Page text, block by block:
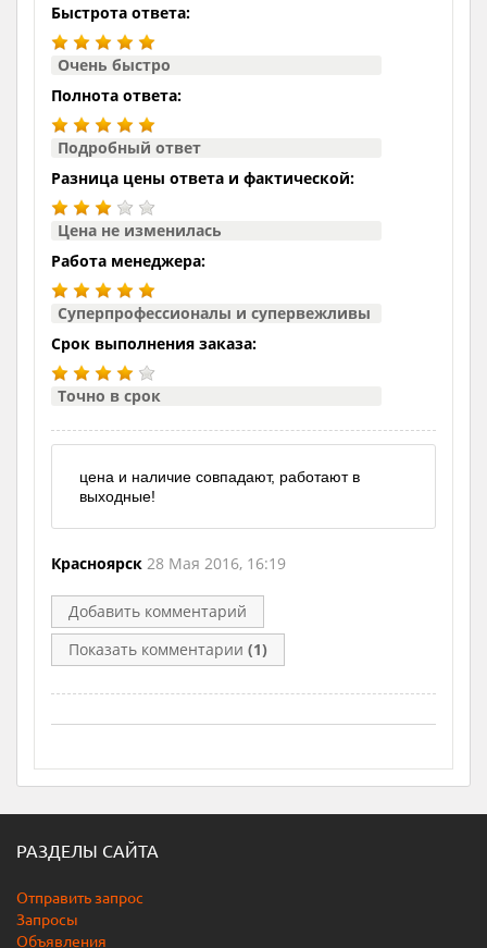
Быстрота ответа:
Очень быстро
Полнота ответа:
Подробный ответ
Разница цены ответа и фактической:
Цена не изменилась
Работа менеджера:
Суперпрофессионалы и супервежливы
Срок выполнения заказа:
Точно в срок
цена и наличие совпадают, работают в
выходные!
Красноярск 28 Мая 2016, 16:19
Добавить комментарий
Показать комментарии (1)
РАЗДЕЛЫ САЙТА
Отправить запрос
Запросы
Объявления